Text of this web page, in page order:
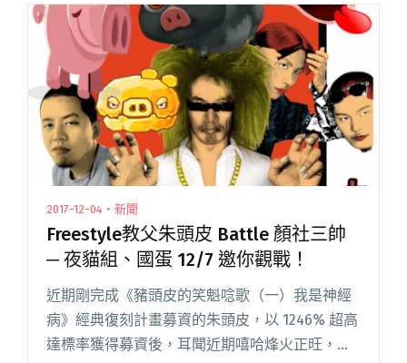
以不同視角重新認閱讀全文 "同根生在鬼門關當
天推出二專《邊緣轉生術》 為妖魔鬼怪們進行
「轉型正義」"
2017-12-04・新聞
Freestyle教父朱頭皮 Battle 顏社三帥
─ 夜貓組、國蛋 12/7 邀你觀戰！
近期剛完成《豬頭皮的笑魁唸歌（一）我是神經
病》經典復刻計畫募資的朱頭皮，以 1246% 超高
達標率獲得募資後，耳聞近期嘻哈烽火正旺，朱